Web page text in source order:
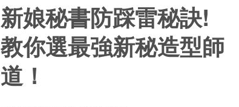
新娘秘書防踩雷秘訣!
教你選最強新秘造型師
道！